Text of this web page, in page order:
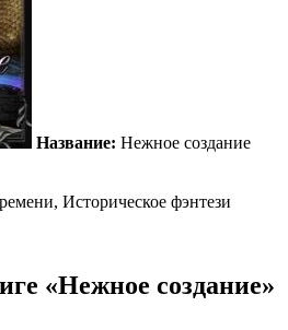
Название: Нежное создание
Историческое фэнтези
«Нежное создание»